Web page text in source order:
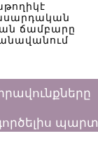
ճամբարը
իրավունքները